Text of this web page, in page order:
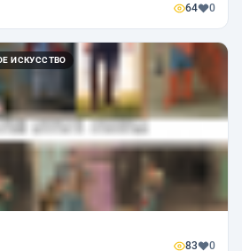
64 0
ИСКУССТВО
83 0